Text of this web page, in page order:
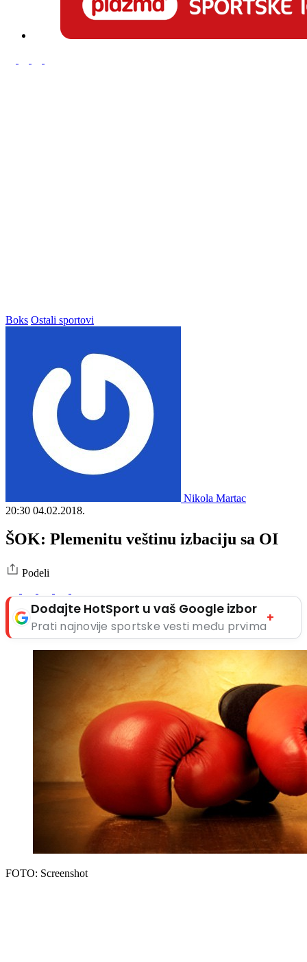
Boks Ostali sportovi
Nikola Martac
20:30 04.02.2018.
ŠOK: Plemenitu veštinu izbaciju sa OI
Podeli
Dodajte HotSport u vaš Google izbor
Prati najnovije sportske vesti među prvima
+
FOTO: Screenshot